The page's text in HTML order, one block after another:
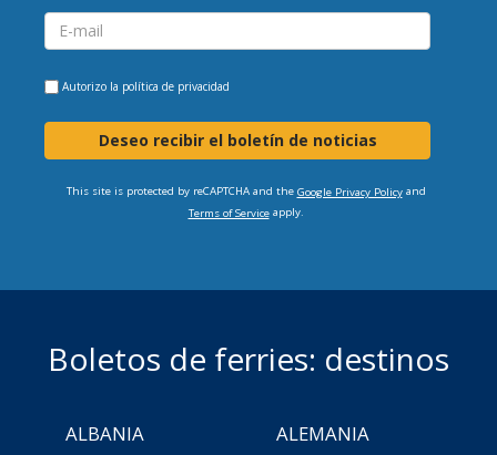
Autorizo la política de privacidad
Deseo recibir el boletín de noticias
This site is protected by reCAPTCHA and the Google Privacy Policyand
Terms of Serviceapply.
Boletos de ferries: destinos
ALBANIA
ALEMANIA